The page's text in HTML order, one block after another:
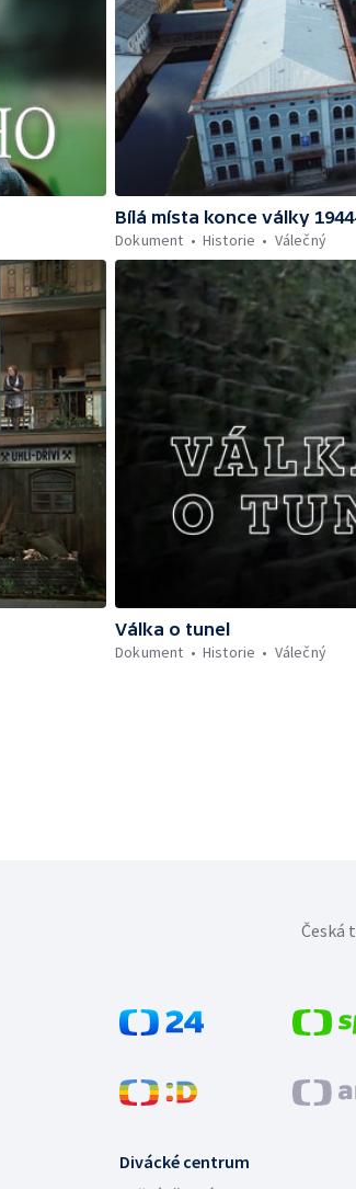
Bílá místa konce války
Dokument
Historie Válečný
Válka o tunel
Dokument
Historie Válečný
Divácké centrum
Česká